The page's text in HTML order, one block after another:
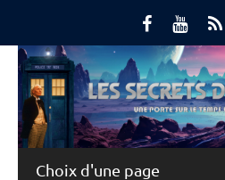
content
Main Menu